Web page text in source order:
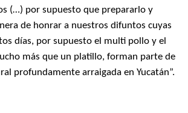
(…) por supuesto que prepararlo y
de honrar a nuestros difuntos cuyas
días, por supuesto el multi pollo y el
más que un platillo, forman parte de
profundamente arraigada en Yucatán”.